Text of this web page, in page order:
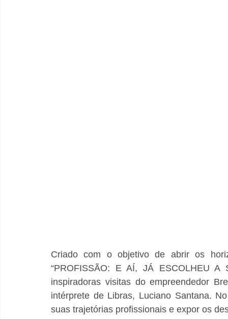
Criado com o objetivo de abrir os
“PROFISSÃO: E AÍ, JÁ ESCOLHEU
inspiradoras visitas do empreendedor
intérprete de Libras, Luciano Santana.
suas trajetórias profissionais e expor os